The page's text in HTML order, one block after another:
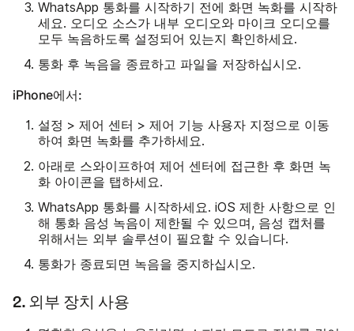
WhatsApp 통화를 시작하기 전에 화면 녹화를 시작하
세요. 오디오 소스가 내부 오디오와 마이크 오디오를
모두 녹음하도록 설정되어 있는지 확인하세요.
통화 후 녹음을 종료하고 파일을 저장하십시오.
iPhone에서:
설정 > 제어 센터 > 제어 기능 사용자 지정으로 이동
하여 화면 녹화를 추가하세요.
아래로 스와이프하여 제어 센터에 접근한 후 화면 녹
화 아이콘을 탭하세요.
WhatsApp 통화를 시작하세요. iOS 제한 사항으로 인
해 통화 음성 녹음이 제한될 수 있으며, 음성 캡처를
위해서는 외부 솔루션이 필요할 수 있습니다.
통화가 종료되면 녹음을 중지하십시오.
2. 외부 장치 사용